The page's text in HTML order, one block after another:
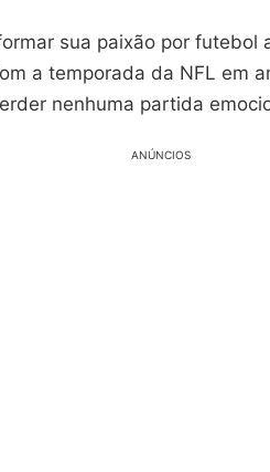
sua paixão por futebol
a temporada da NFL em
nenhuma partida
ANÚNCIOS